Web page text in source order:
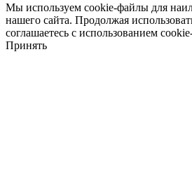
Мы используем cookie-файлы для
нашего сайта. Продолжая
соглашаетесь с использованием
Принять